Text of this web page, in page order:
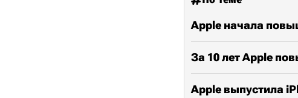
Apple начала
За 10 лет Apple
Apple выпустила